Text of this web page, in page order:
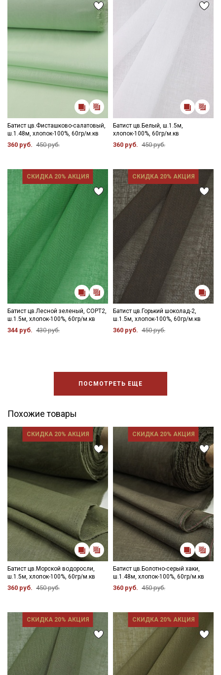
Батист цв.Фисташково-салатовый,
ш.1.48м, хлопок-100%, 60гр/м.кв
360 руб. 450 руб.
Батист цв.Белый, ш.1.5м,
хлопок-100%, 60гр/м.кв
360 руб. 450 руб.
СКИДКА 20% АКЦИЯ
Батист цв.Лесной зеленый, СОРТ2,
ш.1.5м, хлопок-100%, 60гр/м.кв
344 руб. 430 руб.
СКИДКА 20% АКЦИЯ
Батист цв.Горький шоколад-2,
ш.1.5м, хлопок-100%, 60гр/м.кв
360 руб. 450 руб.
ПОСМОТРЕТЬ ЕЩЕ
Похожие товары
СКИДКА 20% АКЦИЯ
Батист цв.Морской водоросли,
ш.1.5м, хлопок-100%, 60гр/м.кв
360 руб. 450 руб.
СКИДКА 20% АКЦИЯ
Батист цв.Болотно-серый хаки,
ш.1.48м, хлопок-100%, 60гр/м.кв
360 руб. 450 руб.
СКИДКА 20% АКЦИЯ СКИДКА 20% АКЦИЯ
информационных рассылок